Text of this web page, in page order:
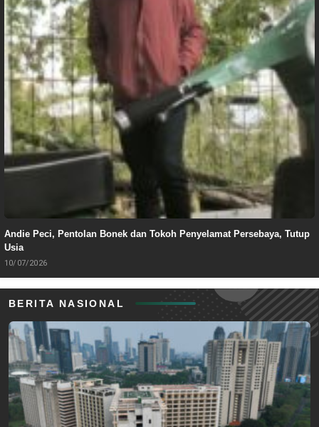
Andie Peci, Pentolan Bonek dan Tokoh Penyelamat Persebaya, Tutup
Usia
10/07/2026
BERITA NASIONAL